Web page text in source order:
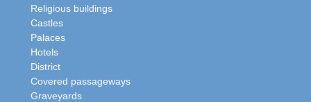
Religious buildings
Castles
Palaces
Hotels
District
Covered passageways
Graveyards